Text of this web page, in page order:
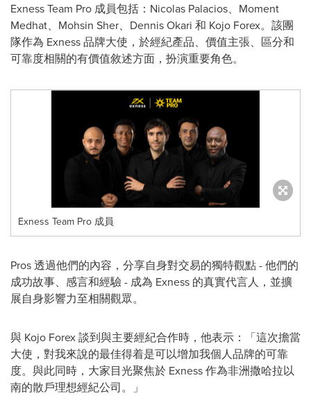
Exness Team Pro 成員包括：Nicolas Palacios、Moment
Medhat、Mohsin Sher、Dennis Okari 和 Kojo Forex。該團
隊作為 Exness 品牌大使，於經紀產品、價值主張、區分和
可靠度相關的有價值敘述方面，扮演重要角色。
Exness Team Pro 成員
Pros 透過他們的內容，分享自身對交易的獨特觀點 - 他們的
成功故事、感言和經驗 - 成為 Exness 的真實代言人，並擴
展自身影響力至相關觀眾。
與 Kojo Forex 談到與主要經紀合作時，他表示：「這次擔當
大使，對我來說的最佳得着是可以增加我個人品牌的可靠
度。與此同時，大家目光聚焦於 Exness 作為非洲撒哈拉以
南的散戶理想經紀公司。」